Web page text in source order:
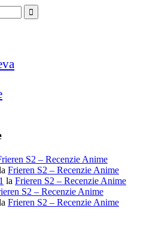
S2 – Recenzie Anime
Frieren S2 – Recenzie Anime
la Frieren S2 – Recenzie Anime
S2 – Recenzie Anime
Frieren S2 – Recenzie Anime